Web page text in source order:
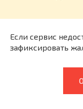
Если сервис
зафиксировать